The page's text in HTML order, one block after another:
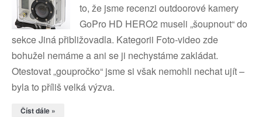
to, že jsme recenzi outdoorové kamery
GoPro HD HERO2 museli „šoupnout“ do
sekce Jiná přibližovadla. Kategorii Foto-video zde
bohužel nemáme a ani se ji nechystáme zakládat.
Otestovat „goupročko“ jsme si však nemohli nechat ujít –
byla to příliš velká výzva.
Číst dále »